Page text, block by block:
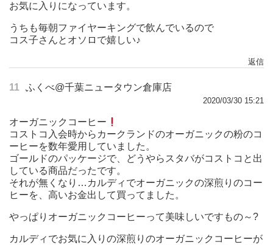
お気に入りになっています。
うちも毎朝ファイヤーキングで飲んでいるので
コス子さんとオソロで嬉しい♪
返信
11 ふくべ@千葉ニュータウン倉庫店
2020/03/30 15:21
オーガニックコーヒー
コストコ入会時からカークランドのオーガニックの粉のコ
ーヒーを数年愛用していました。
ゴールドのパッケージで、どうやらスタバがコストコと出
している商品だったです。
それが無くなり…カルディでオーガニックの深煎りのコー
ヒーを、高いお金出して買ってました。
やっぱりオーガニックコーヒーって美味しいですもの～?
カルディでお気に入りの深煎りのオーガニックコーヒーが